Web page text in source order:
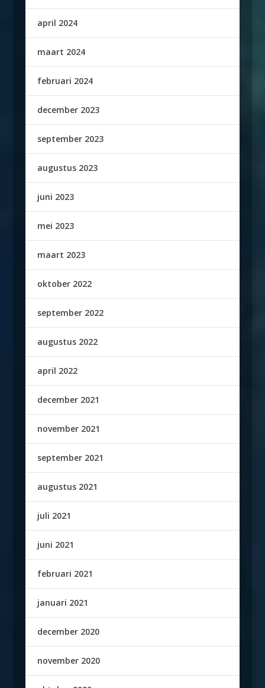
april 2024
maart 2024
februari 2024
december 2023
september 2023
augustus 2023
juni 2023
mei 2023
maart 2023
oktober 2022
september 2022
augustus 2022
april 2022
december 2021
november 2021
september 2021
augustus 2021
juli 2021
juni 2021
februari 2021
januari 2021
december 2020
november 2020